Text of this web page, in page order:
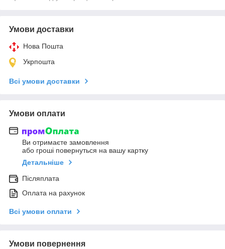
Умови доставки
Нова Пошта
Укрпошта
Всі умови доставки
Умови оплати
Ви отримаєте замовлення
або гроші повернуться на вашу картку
Детальніше
Післяплата
Оплата на рахунок
Всі умови оплати
Умови повернення